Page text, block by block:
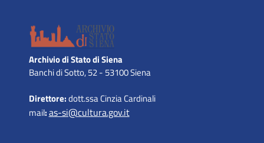
Archivio di Stato di Siena
Banchi di Sotto, 52 - 53100 Siena
Direttore:dott.ssa Cinzia Cardinali
mail:as-si@cultura.gov.it